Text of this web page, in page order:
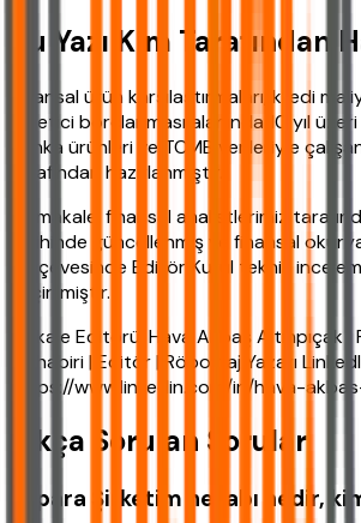
Bu Yazı Kim Tarafından
Finansal ürün karşılaştırmaları, kredi
tüketici borçlanması alanında 10 yıl
banka ürünleri ve TCMB verileriyle
tarafından hazırlanmıştır.
Bu makale, finansal analistlerimiz
tarihinde güncellenmiş ve finansal
çerçevesinde Editör Kurul teknik
geçirilmiştir.
Makale Editörü: Hava Akbaş Altınpıçak
Muhabiri | Editör | Röportaj Yazarı
https://www.linkedin.com/in/hava-
Sıkça Sorulan Sorular
Enpara Şirketim hesabı nedir,